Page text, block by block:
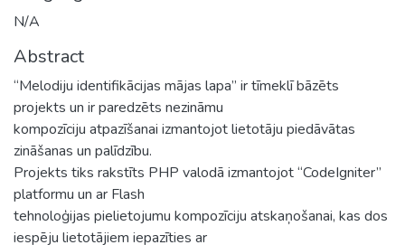
N/A
Abstract
“Melodiju identifikācijas mājas lapa” ir tīmeklī bāzēts
projekts un ir paredzēts nezināmu
kompozīciju atpazīšanai izmantojot lietotāju piedāvātas
zināšanas un palīdzību.
Projekts tiks rakstīts PHP valodā izmantojot “CodeIgniter”
platformu un ar Flash
tehnoloģijas pielietojumu kompozīciju atskaņošanai, kas dos
iespēju lietotājiem iepazīties ar